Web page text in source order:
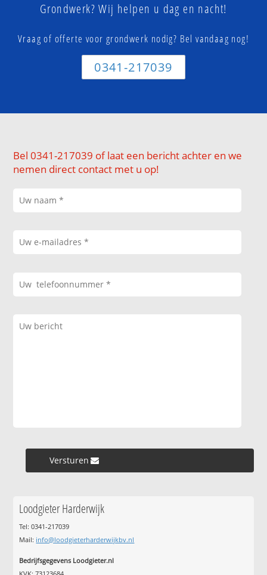
Grondwerk? Wij helpen u dag en nacht!
Vraag of offerte voor grondwerk nodig? Bel vandaag nog!
0341-217039
Bel 0341-217039 of laat een bericht achter en we
nemen direct contact met u op!
Versturen »
Loodgieter Harderwijk
Tel: 0341-217039
Mail: info@loodgieterharderwijkbv.nl
Bedrijfsgegevens Loodgieter.nl